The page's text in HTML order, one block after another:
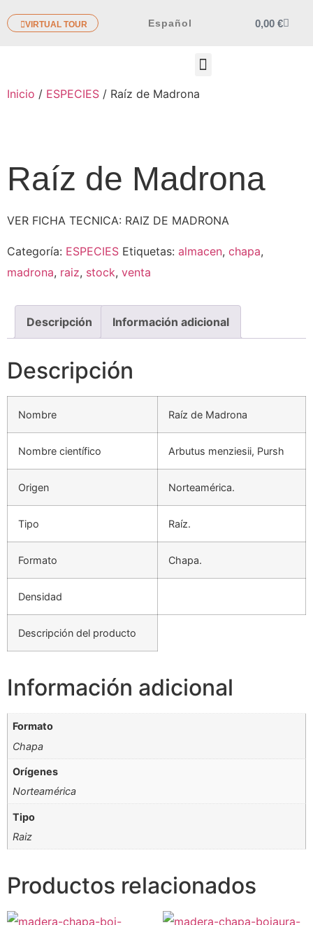
VIRTUAL TOUR Español 0,00 €
Inicio / ESPECIES / Raíz de Madrona
Raíz de Madrona
VER FICHA TECNICA: RAIZ DE MADRONA
Categoría: ESPECIES Etiquetas: almacen, chapa,
madrona, raiz, stock, venta
Descripción Información adicional
Descripción
Nombre Raíz de Madrona
Nombre científico Arbutus menziesii, Pursh
Origen Norteamérica.
Tipo Raíz.
Formato Chapa.
Densidad
Descripción del producto
Información adicional
Formato
Chapa
Orígenes
Norteamérica
Tipo
Raiz
Productos relacionados